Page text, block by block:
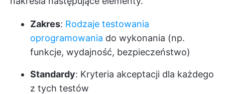
Zakres: Rodzaje testowania
oprogramowania do wykonania (np.
funkcje, wydajność, bezpieczeństwo)
Standardy: Kryteria akceptacji dla każdego
z tych testów